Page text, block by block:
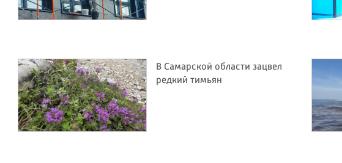
В Самарской области зацвел
редкий тимьян